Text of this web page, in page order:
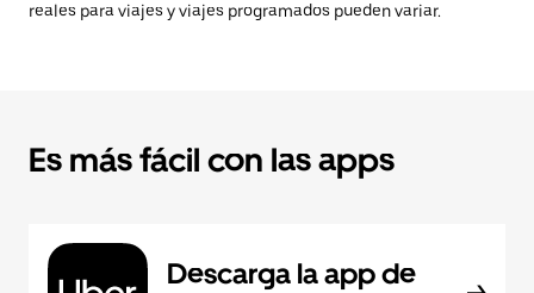
reales para viajes y viajes programados pueden variar.
Es más fácil con las apps
Descarga la app de